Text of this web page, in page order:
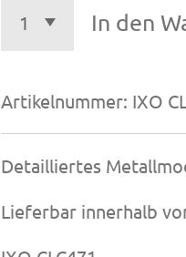
In den
Artikelnummer: IXO
Detailliertes
Lieferbar innerhalb